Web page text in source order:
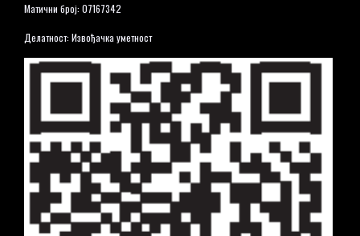
Матични број: 07167342
Делатност: Извођачка уметност